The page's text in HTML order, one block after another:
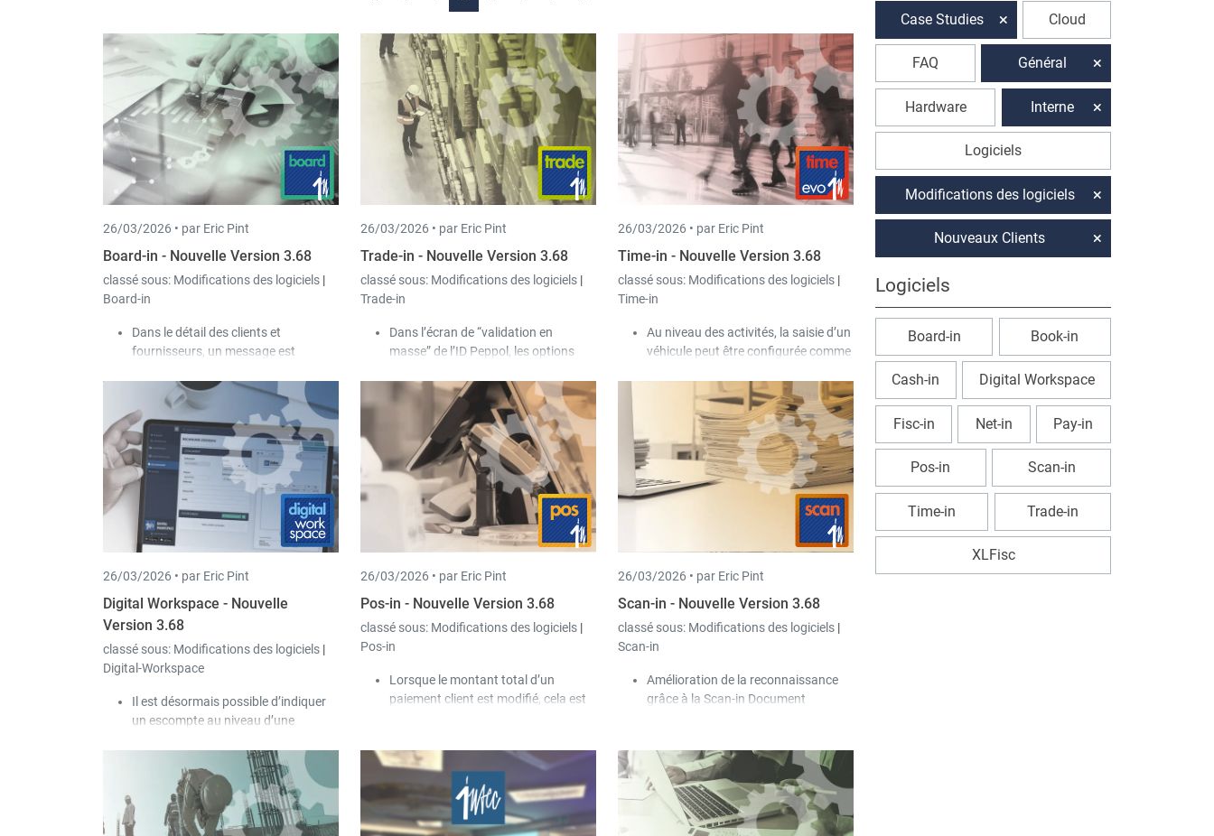
26/03/2026 • par Eric Pint
Board-in - Nouvelle Version 3.68
classé sous: Modifications des logiciels |
Board-in
Dans le détail des clients et
fournisseurs, un message est
du client ou du fournisseur diffère de
celle de la société.
26/03/2026 • par Eric Pint
Trade-in - Nouvelle Version 3.68
classé sous: Modifications des logiciels |
Trade-in
Dans l’écran de “validation en
masse” de l’ID Peppol, les options
Afficher uniquement les clients
avec une ID Peppol erronée.
Corriger les paramètres pour les
clients Peppol déjà existants.
26/03/2026 • par Eric Pint
Time-in - Nouvelle Version 3.68
classé sous: Modifications des logiciels |
Time-in
Au niveau des activités, la saisie d’un
véhicule peut être configurée comme
l’écran des temps de travail et de
pointage.
Dans les projets, l’utilisateur ayant
créé / modifié en dernier le projet est
enregistré avec la date
correspondante.
Sur les appareils mobiles (application
défini pour les clients, les projets et
26/03/2026 • par Eric Pint
Digital Workspace - Nouvelle
Version 3.68
classé sous: Modifications des logiciels |
Digital-Workspace
Il est désormais possible d’indiquer
un escompte au niveau d’une
Il est désormais possible d’ajouter
des pièces jointes à un document via
la sélection de fichiers ou par glisser-
déposer. Les conditions générales de
26/03/2026 • par Eric Pint
Pos-in - Nouvelle Version 3.68
classé sous: Modifications des logiciels |
Pos-in
Lorsque le montant total d’un
paiement client est modifié, cela est
Via les droits utilisateurs Cash-in, il
est possible d’autoriser un utilisateur
à ignorer le paramètre Trade-in « prix
non modifiable » de l’article.
Certains terminaux de paiement
26/03/2026 • par Eric Pint
Scan-in - Nouvelle Version 3.68
classé sous: Modifications des logiciels |
Scan-in
Amélioration de la reconnaissance
grâce à la Scan-in Document
montant de la TVA.
Prise en charge étendue de la
réception de factures selfbilling
(auto-facturation) via Peppol.
Lors du transfert interactif des
Case Studies Cloud
FAQ Général
Hardware Interne
Logiciels
Modifications des logiciels
Nouveaux Clients
Logiciels
Board-in Book-in
Cash-in Digital Workspace
Fisc-in Net-in Pay-in
Pos-in Scan-in
Time-in Trade-in
XLFisc